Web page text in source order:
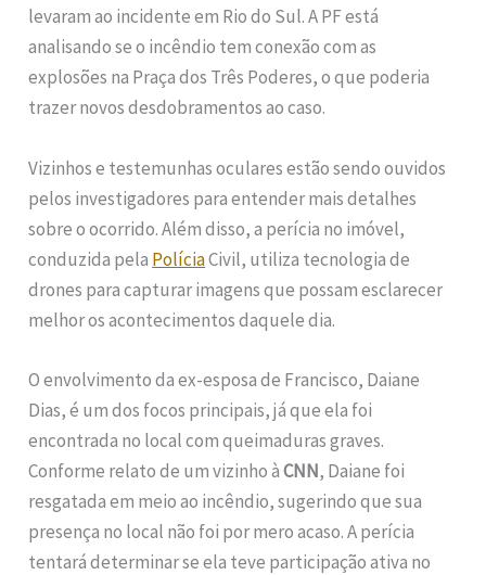
levaram ao incidente em Rio do Sul. A PF está
analisando se o incêndio tem conexão com as
explosões na Praça dos Três Poderes, o que poderia
trazer novos desdobramentos ao caso.
Vizinhos e testemunhas oculares estão sendo ouvidos
pelos investigadores para entender mais detalhes
sobre o ocorrido. Além disso, a perícia no imóvel,
conduzida pela PolíciaCivil, utiliza tecnologia de
drones para capturar imagens que possam esclarecer
melhor os acontecimentos daquele dia.
O envolvimento da ex-esposa de Francisco, Daiane
Dias, é um dos focos principais, já que ela foi
encontrada no local com queimaduras graves.
Conforme relato de um vizinho àCNN, Daiane foi
resgatada em meio ao incêndio, sugerindo que sua
presença no local não foi por mero acaso. A perícia
tentará determinar se ela teve participação ativa no